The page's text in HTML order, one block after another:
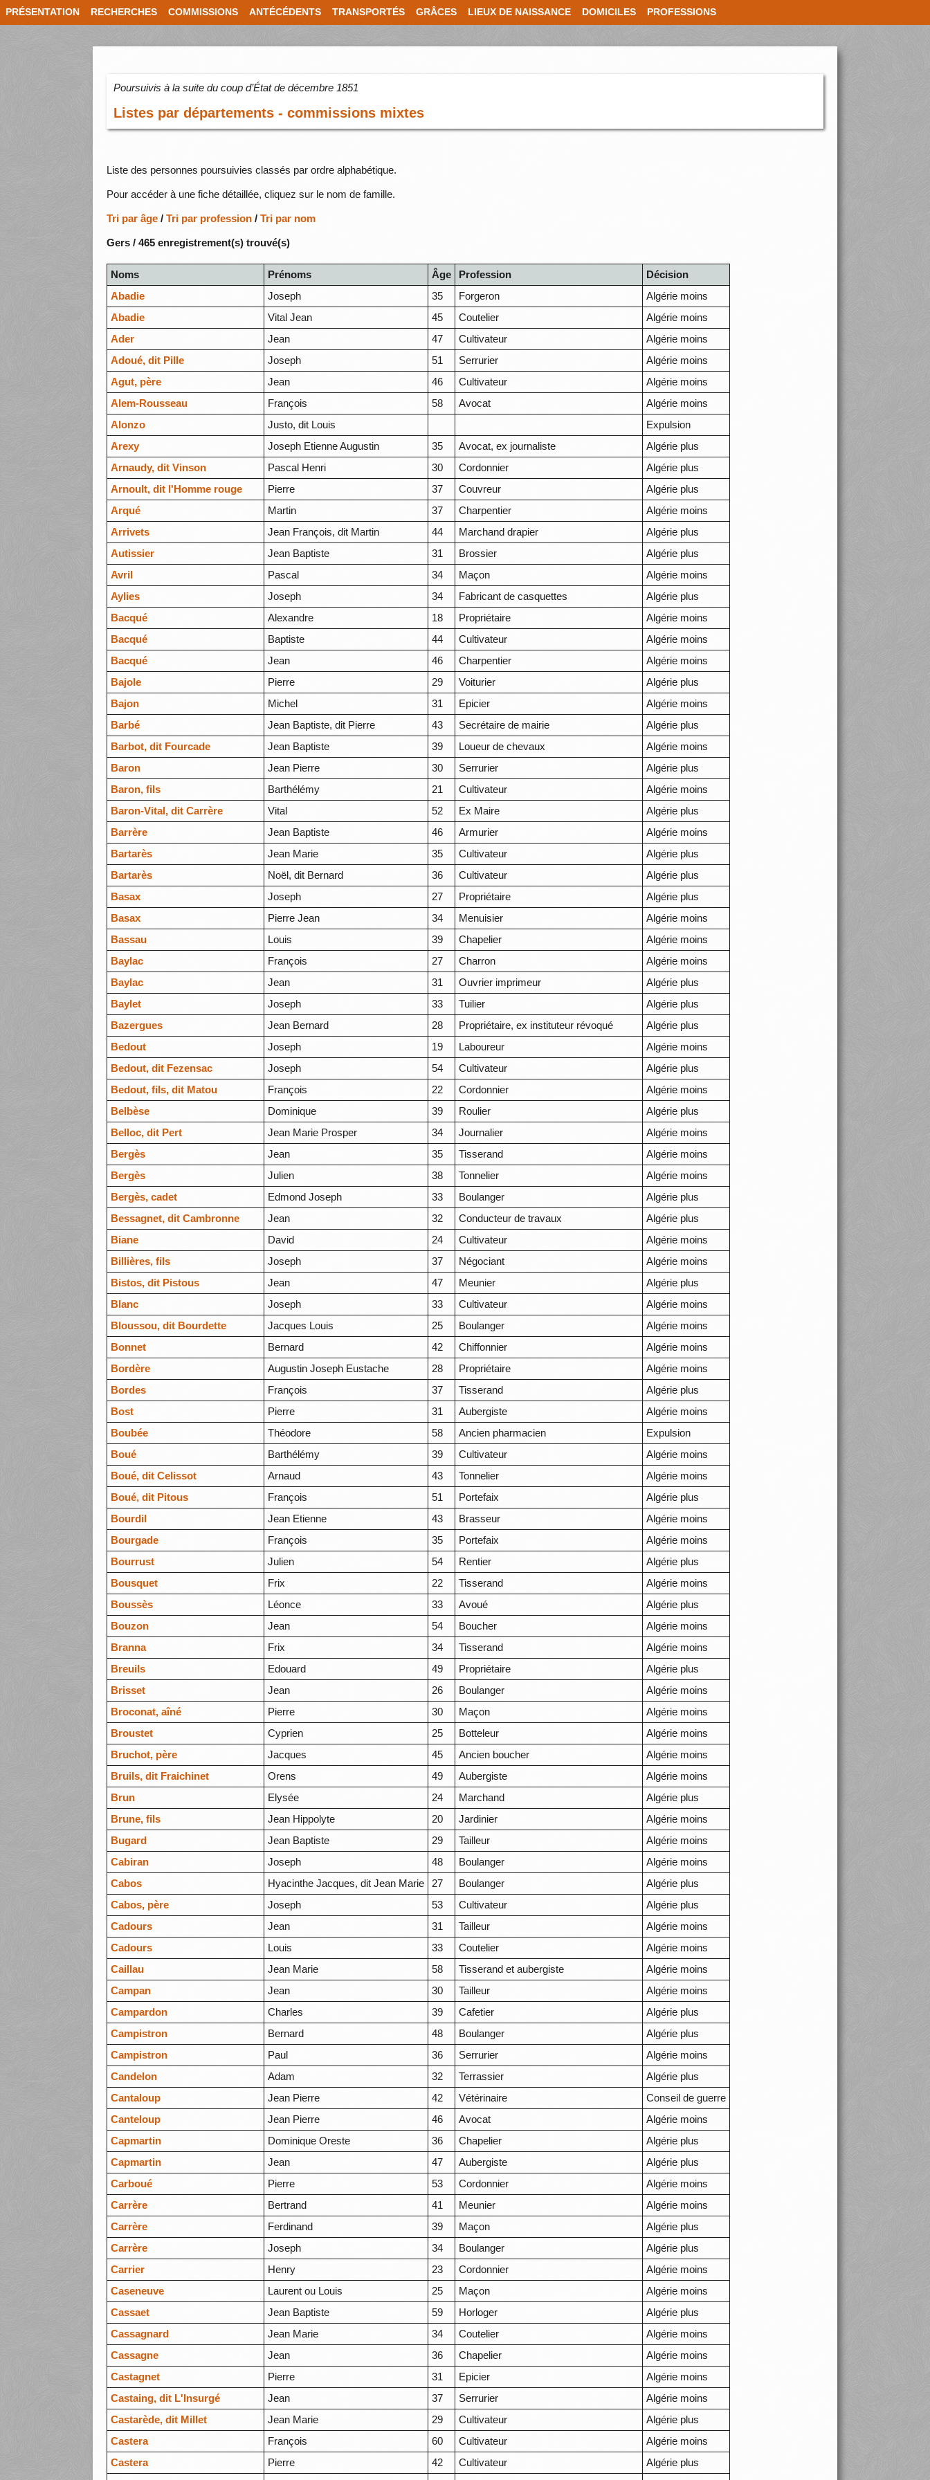
PRÉSENTATION RECHERCHES COMMISSIONS ANTÉCÉDENTS TRANSPORTÉS GRÂCES LIEUX DE NAISSANCE DOMICILES PROFESSIONS
Poursuivis à la suite du coup d’État de décembre 1851
Listes par départements - commissions mixtes
Liste des personnes poursuivies classés par ordre alphabétique.
Pour accéder à une fiche détaillée, cliquez sur le nom de famille.
Tri par âge /Tri par profession /Tri par nom
Gers / 465 enregistrement(s) trouvé(s)
Noms Prénoms Âge Profession
Décision
Abadie
Joseph 35 Forgeron
Algérie moins
Abadie
Vital Jean 45 Coutelier
Algérie moins
Ader
Jean 47 Cultivateur
Algérie moins
Adoué, dit Pille
Joseph 51 Serrurier
Algérie moins
Agut, père
Jean 46 Cultivateur
Algérie moins
Alem-Rousseau
François 58 Avocat
Algérie moins
Alonzo
Justo, dit Louis
Expulsion
Arexy
Joseph Etienne Augustin 35 Avocat, ex journaliste
Algérie plus
Arnaudy, dit Vinson
Pascal Henri 30 Cordonnier
Algérie plus
Arnoult, dit l'Homme rouge
Pierre 37 Couvreur
Algérie plus
Arqué
Martin 37 Charpentier
Algérie moins
Arrivets
Jean François, dit Martin 44 Marchand drapier
Algérie plus
Autissier
Jean Baptiste 31 Brossier
Algérie plus
Avril
Pascal 34 Maçon
Algérie moins
Aylies
Joseph 34 Fabricant de casquettes
Algérie plus
Bacqué
Alexandre 18 Propriétaire
Algérie moins
Bacqué
Baptiste 44 Cultivateur
Algérie moins
Bacqué
Jean 46 Charpentier
Algérie moins
Bajole
Pierre 29 Voiturier
Algérie plus
Bajon
Michel 31 Epicier
Algérie moins
Barbé
Jean Baptiste, dit Pierre 43 Secrétaire de mairie
Algérie plus
Barbot, dit Fourcade
Jean Baptiste 39 Loueur de chevaux
Algérie moins
Baron
Jean Pierre 30 Serrurier
Algérie plus
Baron, fils
Barthélémy 21 Cultivateur
Algérie moins
Baron-Vital, dit Carrère
Vital 52 Ex Maire
Algérie plus
Barrère
Jean Baptiste 46 Armurier
Algérie moins
Bartarès
Jean Marie 35 Cultivateur
Algérie plus
Bartarès
Noël, dit Bernard 36 Cultivateur
Algérie plus
Basax
Joseph 27 Propriétaire
Algérie plus
Basax
Pierre Jean 34 Menuisier
Algérie moins
Bassau
Louis 39 Chapelier
Algérie moins
Baylac
François 27 Charron
Algérie moins
Baylac
Jean 31 Ouvrier imprimeur
Algérie plus
Baylet
Joseph 33 Tuilier
Algérie plus
Bazergues
Jean Bernard 28 Propriétaire, ex instituteur révoqué
Algérie plus
Bedout
Joseph 19 Laboureur
Algérie moins
Bedout, dit Fezensac
Joseph 54 Cultivateur
Algérie plus
Bedout, fils, dit Matou
François 22 Cordonnier
Algérie moins
Belbèse
Dominique 39 Roulier
Algérie plus
Belloc, dit Pert
Jean Marie Prosper 34 Journalier
Algérie moins
Bergès
Jean 35 Tisserand
Algérie moins
Bergès
Julien 38 Tonnelier
Algérie moins
Bergès, cadet
Edmond Joseph 33 Boulanger
Algérie plus
Bessagnet, dit Cambronne
Jean 32 Conducteur de travaux
Algérie plus
Biane
David 24 Cultivateur
Algérie moins
Billières, fils
Joseph 37 Négociant
Algérie moins
Bistos, dit Pistous
Jean 47 Meunier
Algérie plus
Blanc
Joseph 33 Cultivateur
Algérie moins
Bloussou, dit Bourdette
Jacques Louis 25 Boulanger
Algérie moins
Bonnet
Bernard 42 Chiffonnier
Algérie moins
Bordère
Augustin Joseph Eustache 28 Propriétaire
Algérie moins
Bordes
François 37 Tisserand
Algérie plus
Bost
Pierre 31 Aubergiste
Algérie moins
Boubée
Théodore 58 Ancien pharmacien
Expulsion
Boué
Barthélémy 39 Cultivateur
Algérie moins
Boué, dit Celissot
Arnaud 43 Tonnelier
Algérie moins
Boué, dit Pitous
François 51 Portefaix
Algérie plus
Bourdil
Jean Etienne 43 Brasseur
Algérie moins
Bourgade
François 35 Portefaix
Algérie moins
Bourrust
Julien 54 Rentier
Algérie plus
Bousquet
Frix 22 Tisserand
Algérie moins
Boussès
Léonce 33 Avoué
Algérie plus
Bouzon
Jean 54 Boucher
Algérie moins
Branna
Frix 34 Tisserand
Algérie moins
Breuils
Edouard 49 Propriétaire
Algérie plus
Brisset
Jean 26 Boulanger
Algérie moins
Broconat, aîné
Pierre 30 Maçon
Algérie moins
Broustet
Cyprien 25 Botteleur
Algérie moins
Bruchot, père
Jacques 45 Ancien boucher
Algérie moins
Bruils, dit Fraichinet
Orens 49 Aubergiste
Algérie moins
Brun
Elysée 24 Marchand
Algérie plus
Brune, fils
Jean Hippolyte 20 Jardinier
Algérie moins
Bugard
Jean Baptiste 29 Tailleur
Algérie moins
Cabiran
Joseph 48 Boulanger
Algérie moins
Cabos
Hyacinthe Jacques, dit Jean Marie 27 Boulanger
Algérie plus
Cabos, père
Joseph 53 Cultivateur
Algérie plus
Cadours
Jean 31 Tailleur
Algérie moins
Cadours
Louis 33 Coutelier
Algérie moins
Caillau
Jean Marie 58 Tisserand et aubergiste
Algérie moins
Campan
Jean 30 Tailleur
Algérie moins
Campardon
Charles 39 Cafetier
Algérie plus
Campistron
Bernard 48 Boulanger
Algérie plus
Campistron
Paul 36 Serrurier
Algérie moins
Candelon
Adam 32 Terrassier
Algérie plus
Cantaloup
Jean Pierre 42 Vétérinaire
Conseil de guerre
Canteloup
Jean Pierre 46 Avocat
Algérie moins
Capmartin
Dominique Oreste 36 Chapelier
Algérie plus
Capmartin
Jean 47 Aubergiste
Algérie plus
Carboué
Pierre 53 Cordonnier
Algérie moins
Carrère
Bertrand 41 Meunier
Algérie moins
Carrère
Ferdinand 39 Maçon
Algérie plus
Carrère
Joseph 34 Boulanger
Algérie plus
Carrier
Henry 23 Cordonnier
Algérie moins
Caseneuve
Laurent ou Louis 25 Maçon
Algérie moins
Cassaet
Jean Baptiste 59 Horloger
Algérie plus
Cassagnard
Jean Marie 34 Coutelier
Algérie moins
Cassagne
Jean 36 Chapelier
Algérie moins
Castagnet
Pierre 31 Epicier
Algérie moins
Castaing, dit L'Insurgé
Jean 37 Serrurier
Algérie moins
Castarède, dit Millet
Jean Marie 29 Cultivateur
Algérie plus
Castera
François 60 Cultivateur
Algérie moins
Castera
Pierre 42 Cultivateur
Algérie plus